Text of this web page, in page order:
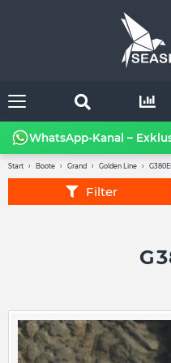
Start Boote Grand Golden Line
Filter
WhatsApp-Kanal –